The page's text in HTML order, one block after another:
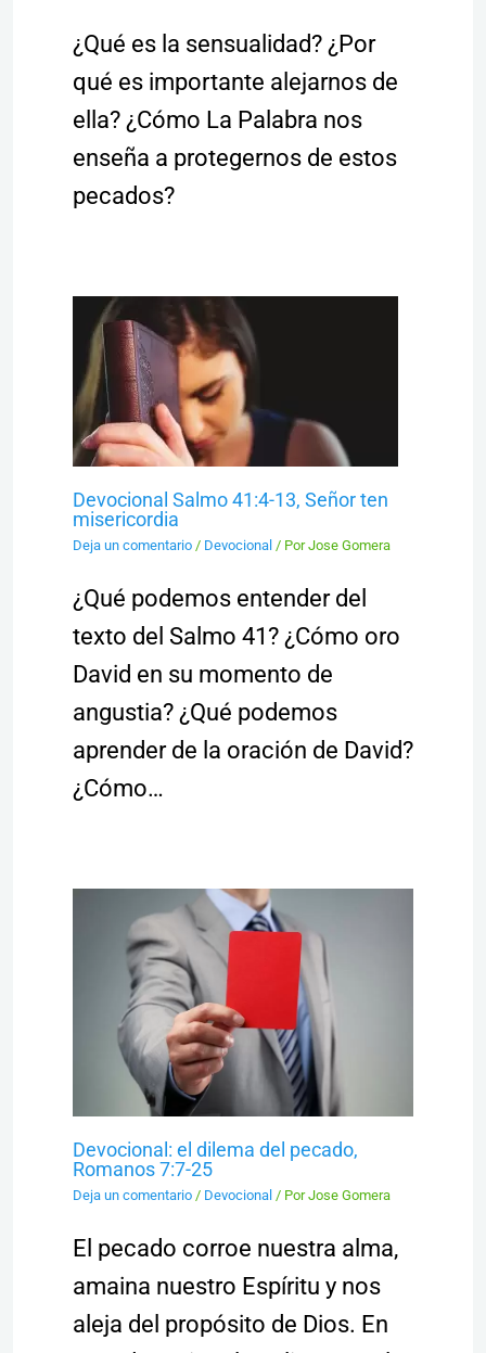
¿Qué es la sensualidad? ¿Por
qué es importante alejarnos de
ella? ¿Cómo La Palabra nos
enseña a protegernos de estos
pecados?
Devocional Salmo 41:4-13, Señor ten
misericordia
Deja un comentario / Devocional / PorJose Gomera
¿Qué podemos entender del
texto del Salmo 41? ¿Cómo oro
David en su momento de
angustia? ¿Qué podemos
aprender de la oración de David?
¿Cómo…
Devocional: el dilema del pecado,
Romanos 7:7-25
Deja un comentario / Devocional / PorJose Gomera
El pecado corroe nuestra alma,
amaina nuestro Espíritu y nos
aleja del propósito de Dios. En